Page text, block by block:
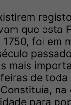
que esta
1750, foi em
mais
de toda
na
para